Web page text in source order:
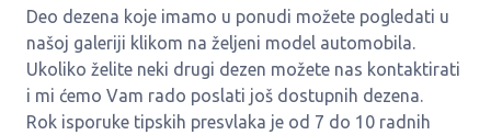
Deo dezena koje imamo u ponudi možete pogledati u
našoj galeriji klikom na željeni model automobila.
Ukoliko želite neki drugi dezen možete nas kontaktirati
i mi ćemo Vam rado poslati još dostupnih dezena.
Rok isporuke tipskih presvlaka je od 7 do 10 radnih